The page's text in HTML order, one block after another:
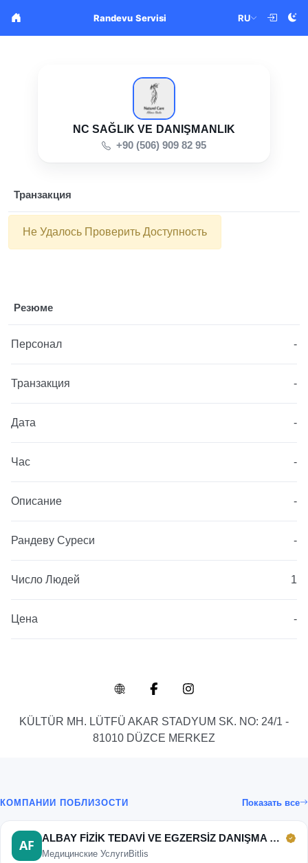
Randevu Servisi RU
NC SAĞLIK VE DANIŞMANLIK
+90 (506) 909 82 95
Транзакция
Не Удалось Проверить Доступность
Резюме
Персонал -
Транзакция -
Дата -
Час -
Описание -
Рандеву Суреси -
Число Людей 1
Цена -
KÜLTÜR MH. LÜTFÜ AKAR STADYUM SK. NO: 24/1 -
81010 DÜZCE MERKEZ
КОМПАНИИ ПОБЛИЗОСТИ Показать все
ALBAY FİZİK TEDAVİ VE EGZERSİZ DANIŞMA MERKEZİ
Медицинские УслугиBitlis